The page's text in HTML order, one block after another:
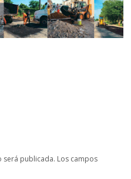
será publicada. Los campos